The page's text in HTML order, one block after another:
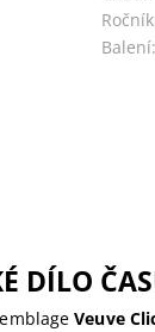
Balení:
DÍLO
Veuve